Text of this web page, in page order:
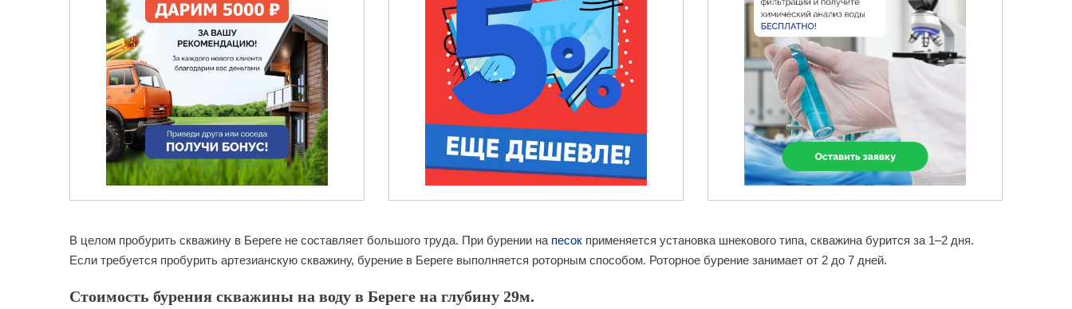
В целом пробурить скважину в Береге не составляет большого труда. При бурении на песок применяется установка шнекового типа, скважина бурится за 1–2 дня.
Если требуется пробурить артезианскую скважину, бурение в Береге выполняется роторным способом. Роторное бурение занимает от 2 до 7 дней.
Стоимость бурения скважины на воду в Береге на глубину 29м.